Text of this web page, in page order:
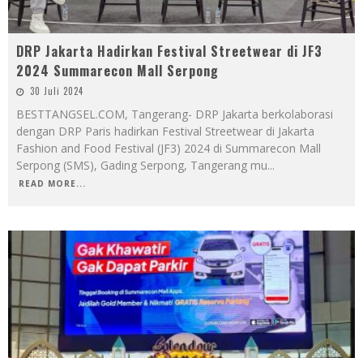
DRP Jakarta Hadirkan Festival Streetwear di JF3
2024 Summarecon Mall Serpong
30 Juli 2024
BESTTANGSEL.COM, Tangerang- DRP Jakarta berkolaborasi
dengan DRP Paris hadirkan Festival Streetwear di Jakarta
Fashion and Food Festival (JF3) 2024 di Summarecon Mall
Serpong (SMS), Gading Serpong, Tangerang mu...
READ MORE...